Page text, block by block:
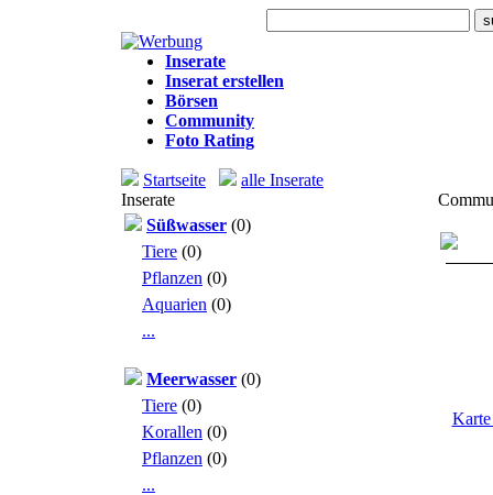
Inserate
Inserat erstellen
Börsen
Community
Foto Rating
Startseite
alle Inserate
Inserate
Süßwasser (0)
Tiere (0)
Pflanzen (0)
Aquarien (0)
...
Meerwasser (0)
Tiere (0)
Korallen (0)
Pflanzen (0)
...